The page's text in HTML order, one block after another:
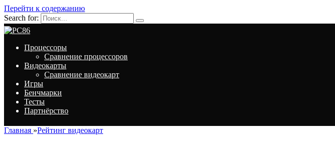
Перейти к содержанию
Search for:
Процессоры
Сравнение процессоров
Видеокарты
Сравнение видеокарт
Игры
Бенчмарки
Тесты
Партнёрство
Главная »Рейтинг видеокарт